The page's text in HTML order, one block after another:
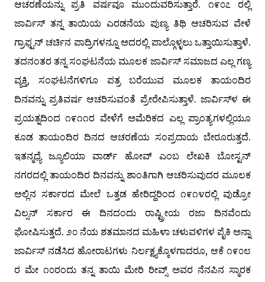
ಆಚರಣೆಯನ್ನು ಪ್ರತಿ ವರ್ಷವೂ ಮುಂದುವರಿಸುತ್ತಾರೆ. ೧೯೦೭ ರಲ್ಲಿ
ಜಾರ್ವಿಸ್ ತನ್ನ ತಾಯಿಯ ಎರಡನೆಯ ಪುಣ್ಯ ತಿಥಿ ಆಚರಿಸುವ ವೇಳೆ
ಗ್ರಾಫ್ಟನ್ ಚರ್ಚಿನ ಪಾದ್ರಿಗಳನ್ನೂ ಅದರಲ್ಲಿ ಪಾಲ್ಗೊಳ್ಳಲು ಒತ್ತಾಯಿಸುತ್ತಾಳೆ.
ತದನಂತರ ತನ್ನ ಸಂಘಟನೆಯ ಮೂಲಕ ಜಾರ್ವಿಸ್ ಸಮಾಜದ ಎಲ್ಲ ಗಣ್ಯ
ವ್ಯಕ್ತಿ, ಸಂಘಟನೆಗಳಿಗೂ ಪತ್ರ ಬರೆಯುವ ಮೂಲಕ ತಾಯಂದಿರ
ದಿನವನ್ನು ಪ್ರತಿವರ್ಷ ಆಚರಿಸುವಂತೆ ಪ್ರೇರೇಪಿಸುತ್ತಾಳೆ. ಜಾರ್ವಿಸ್‌ಳ ಈ
ಪ್ರಯತ್ನದಿಂದ ೧೯೧೧ರ ವೇಳೆಗೆ ಅಮೆರಿಕದ ಎಲ್ಲ ಪ್ರಾಂತ್ಯಗಳಲ್ಲಿಯೂ
ಕೂಡ ತಾಯಂದಿರ ದಿನದ ಆಚರಣೆಯ ಸಂಪ್ರದಾಯ ಬೇರೂರುತ್ತದೆ.
ಇತನ್ಮಧ್ಯೆ ಜ್ಯೂಲಿಯಾ ವಾರ್ಡ್ ಹೋವ್ ಎಂಬ ಲೇಖಕಿ ಬೋಸ್ಟನ್
ನಗರದಲ್ಲಿ ತಾಯಂದಿರ ದಿನವನ್ನು ಶಾಂತಿಗಾಗಿ ಆಚರಿಸುವುದರ ಮೂಲಕ
ಅಲ್ಲಿನ ಸರ್ಕಾರದ ಮೇಲೆ ಒತ್ತಡ ಹೇರಿದ್ದರಿಂದ ೧೯೧೪ರಲ್ಲಿ ವುಡ್ರೋ
ವಿಲ್ಸನ್ ಸರ್ಕಾರ ಈ ದಿನದಂದು ರಾಷ್ಟ್ರೀಯ ರಜಾ ದಿನವೆಂದು
ಘೋಷಿಸುತ್ತದೆ. ೨೦ ನೆಯ ಶತಮಾನದ ಮಹಿಳಾ ಚಳುವಳಿಗಳ ಪೈಕಿ ಅನ್ನಾ
ಜಾರ್ವಿಸ್ ನಡೆಸಿದ ಹೋರಾಟಗಳು ನಿರ್ಲಕ್ಷ್ಯಕ್ಕೊಳಗಾದರೂ, ಆಕೆ ೧೯೦೮
ರ ಮೇ ೧೦ರಂದು ತನ್ನ ತಾಯಿ ಮೇರಿ ರೀವ್ಸ್ ಅವರ ನೆನಪಿನ ಸ್ಮಾರಕ